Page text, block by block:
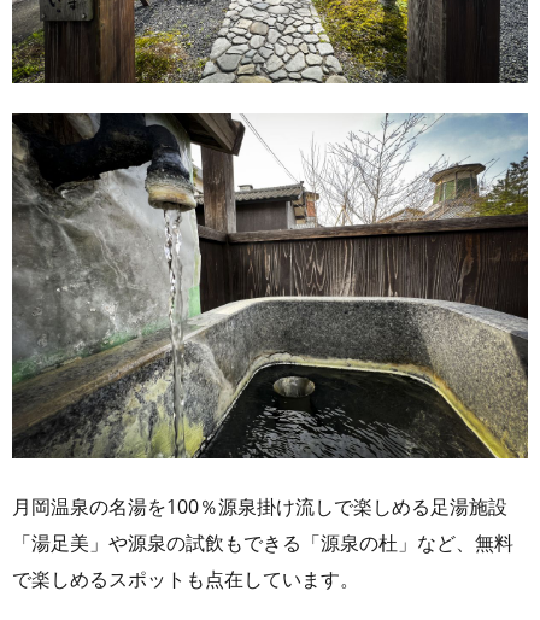
月岡温泉の名湯を100％源泉掛け流しで楽しめる足湯施設
「湯足美」や源泉の試飲もできる「源泉の杜」など、無料
で楽しめるスポットも点在しています。